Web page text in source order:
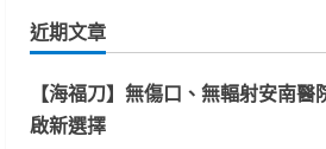
字:
近期文章
【海福刀】無傷口、無輻射安南
啟新選擇